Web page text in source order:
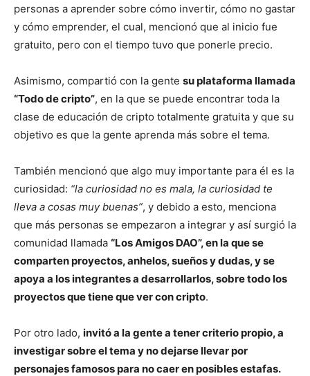
personas a aprender sobre cómo invertir, cómo no gastar
y cómo emprender, el cual, mencionó que al inicio fue
gratuito, pero con el tiempo tuvo que ponerle precio.
Asimismo, compartió con la gente su plataforma llamada
“Todo de cripto”, en la que se puede encontrar toda la
clase de educación de cripto totalmente gratuita y que su
objetivo es que la gente aprenda más sobre el tema.
También mencionó que algo muy importante para él es la
curiosidad: “la curiosidad no es mala, la curiosidad te
lleva a cosas muy buenas”, y debido a esto, menciona
que más personas se empezaron a integrar y así surgió la
comunidad llamada “Los Amigos DAO”, en la que se
comparten proyectos, anhelos, sueños y dudas, y se
apoya a los integrantes a desarrollarlos, sobre todo los
proyectos que tiene que ver con cripto.
Por otro lado, invitó a la gente a tener criterio propio, a
investigar sobre el tema y no dejarse llevar por
personajes famosos para no caer en posibles estafas.